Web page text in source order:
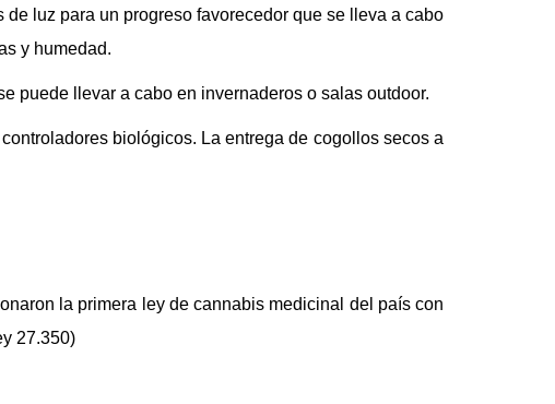
luz para un progreso favorecedor que se lleva a cabo
y humedad.
puede llevar a cabo en invernaderos o salas outdoor.
biológicos. La entrega de cogollos secos a
la primera ley de cannabis medicinal del país con
27.350)